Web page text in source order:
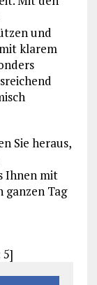
und
klarem
Sie heraus,
Ihnen mit
Tag
5]